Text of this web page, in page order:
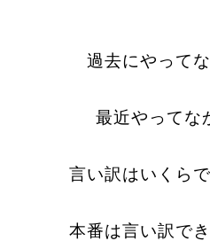
過去にやって
最近やってな
言い訳はいくら
本番は言い訳で